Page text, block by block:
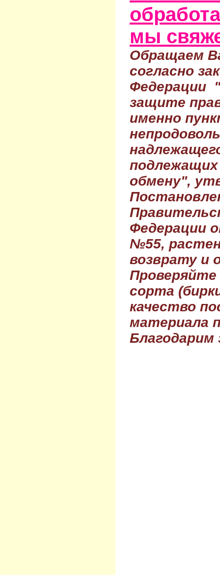
мы
Обращаем
согласно
Федерации
защите
именно
обмену",
Федерации
№55,
возврату и
Проверяйте
сорта
качество
материала
Благодарим